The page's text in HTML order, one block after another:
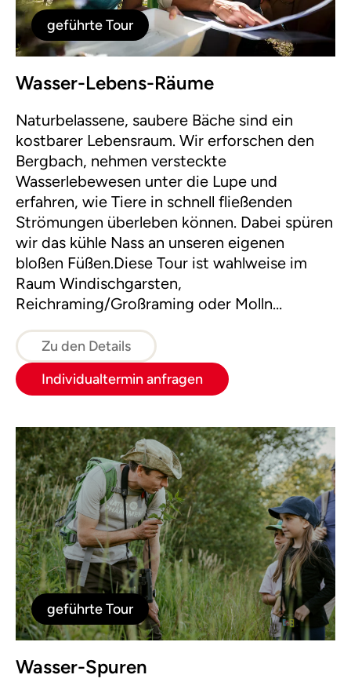
geführte Tour
Wasser-Lebens-Räume
Naturbelassene, saubere Bäche sind ein
kostbarer Lebensraum. Wir erforschen den
Bergbach, nehmen versteckte
Wasserlebewesen unter die Lupe und
erfahren, wie Tiere in schnell fließenden
Strömungen überleben können. Dabei spüren
wir das kühle Nass an unseren eigenen
bloßen Füßen.Diese Tour ist wahlweise im
Raum Windischgarsten,
Reichraming/Großraming oder Molln
Zu den Details
Individualtermin anfragen
geführte Tour
Wasser-Spuren